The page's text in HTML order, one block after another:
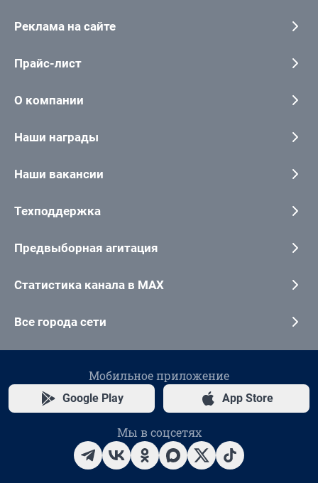
Реклама на сайте
Прайс-лист
О компании
Наши награды
Наши вакансии
Техподдержка
Предвыборная агитация
Статистика канала в MAX
Все города сети
Мобильное приложение
Google Play App Store
Мы в соцсетях